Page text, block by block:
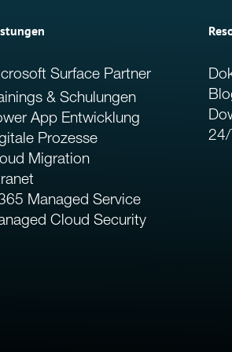
Surface Partner
& Schulungen
App Entwicklung
Prozesse
Migration
Managed Service
Cloud Security